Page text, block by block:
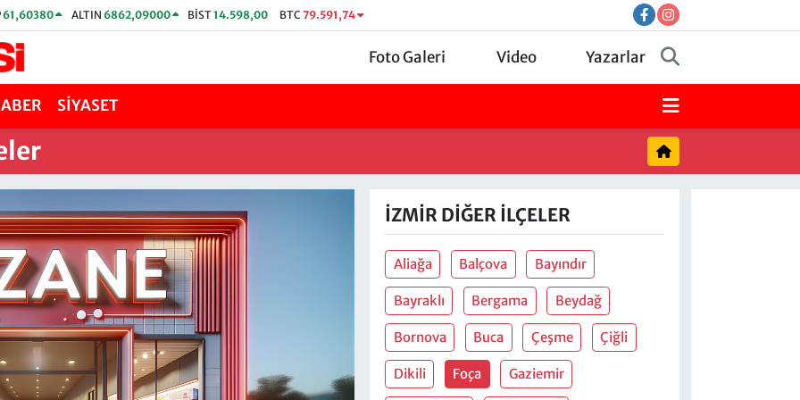
61,60380 ALTIN 6862,09000 BİST14.598,00 BTC 79.591,74
Foto Galeri Video Yazarlar
SİYASET
İZMIR DIĞER İLÇELER
Aliağa Balçova Bayındır
Bayraklı Bergama Beydağ
Bornova Buca Çeşme Çiğli
Dikili Foça Gaziemir